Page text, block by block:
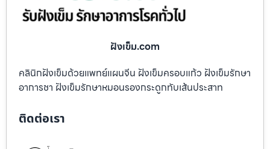
ฝังเข็ม.com
คลินิกฝังเข็มด้วยแพทย์แผนจีน ฝังเข็มครอบแก้ว ฝังเข็มรักษา
อาการชา ฝังเข็มรักษาหมอนรองกระดูกทับเส้นประสาท
ติดต่อเรา